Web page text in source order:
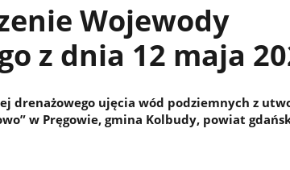
Wojewody
z dnia 12 maja
drenażowego ujęcia wód podziemnych z
w Pręgowie, gmina Kolbudy, powiat